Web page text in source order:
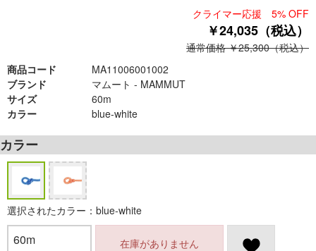
クライマー応援 5% OFF
￥24,035（税込）
通常価格 ￥25,300（税込）
商品コード
MA11006001002
ブランド
マムート - MAMMUT
サイズ
60m
カラー
blue-white
カラー
選択されたカラー：blue-white
60m 在庫がありません